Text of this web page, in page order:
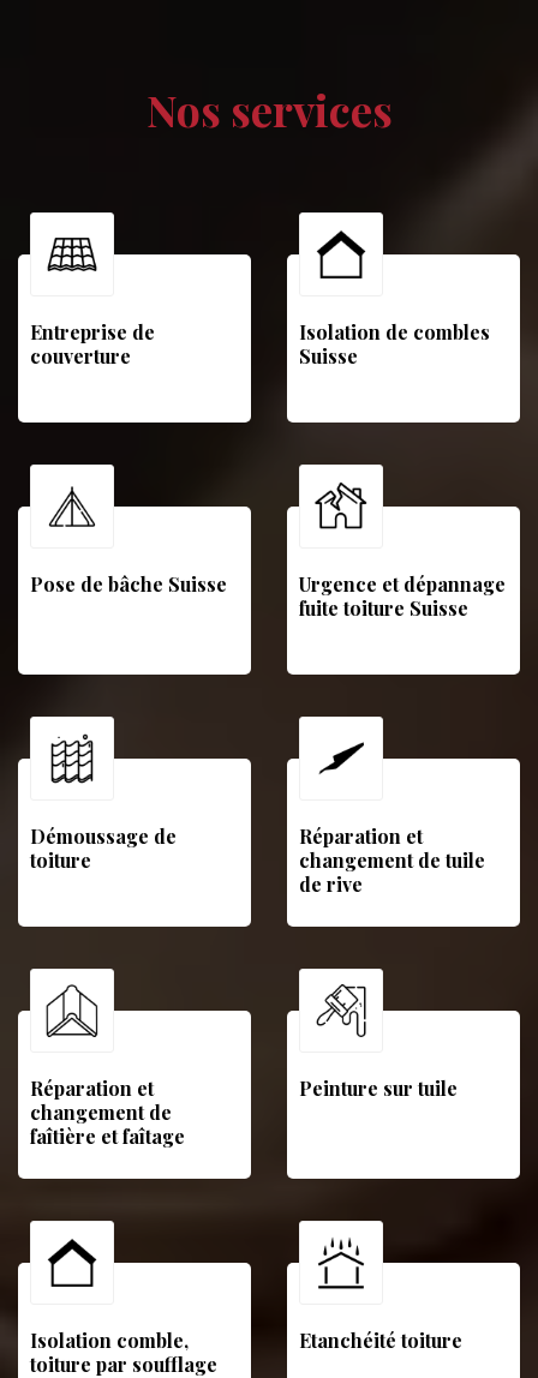
Nos services
Entreprise de
couverture
Isolation de combles
Suisse
Pose de bâche Suisse
Urgence et dépannage
fuite toiture Suisse
Démoussage de
toiture
Réparation et
changement de tuile
de rive
Réparation et
changement de
faîtière et faîtage
Peinture sur tuile
Isolation comble,
toiture par soufflage
Etanchéité toiture